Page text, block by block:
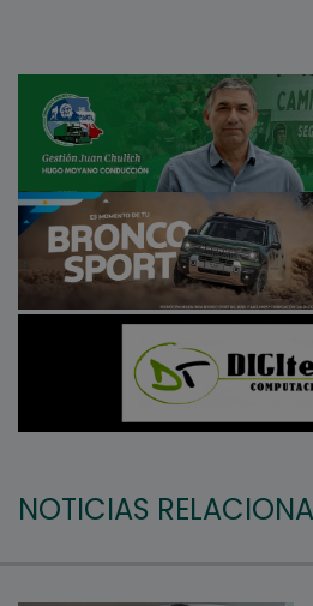
NOTICIAS